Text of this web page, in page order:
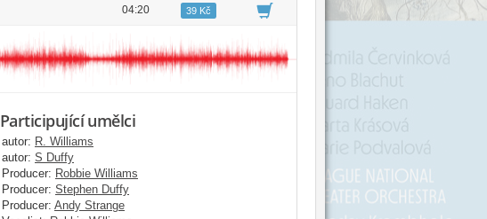
04:20 39 Kč
Participující umělci
autor: R. Williams
autor: S Duffy
Producer: Robbie Williams
Producer: Stephen Duffy
Producer: Andy Strange